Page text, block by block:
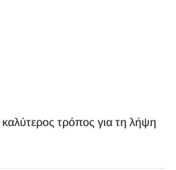
καλύτερος τρόπος για τη λήψη